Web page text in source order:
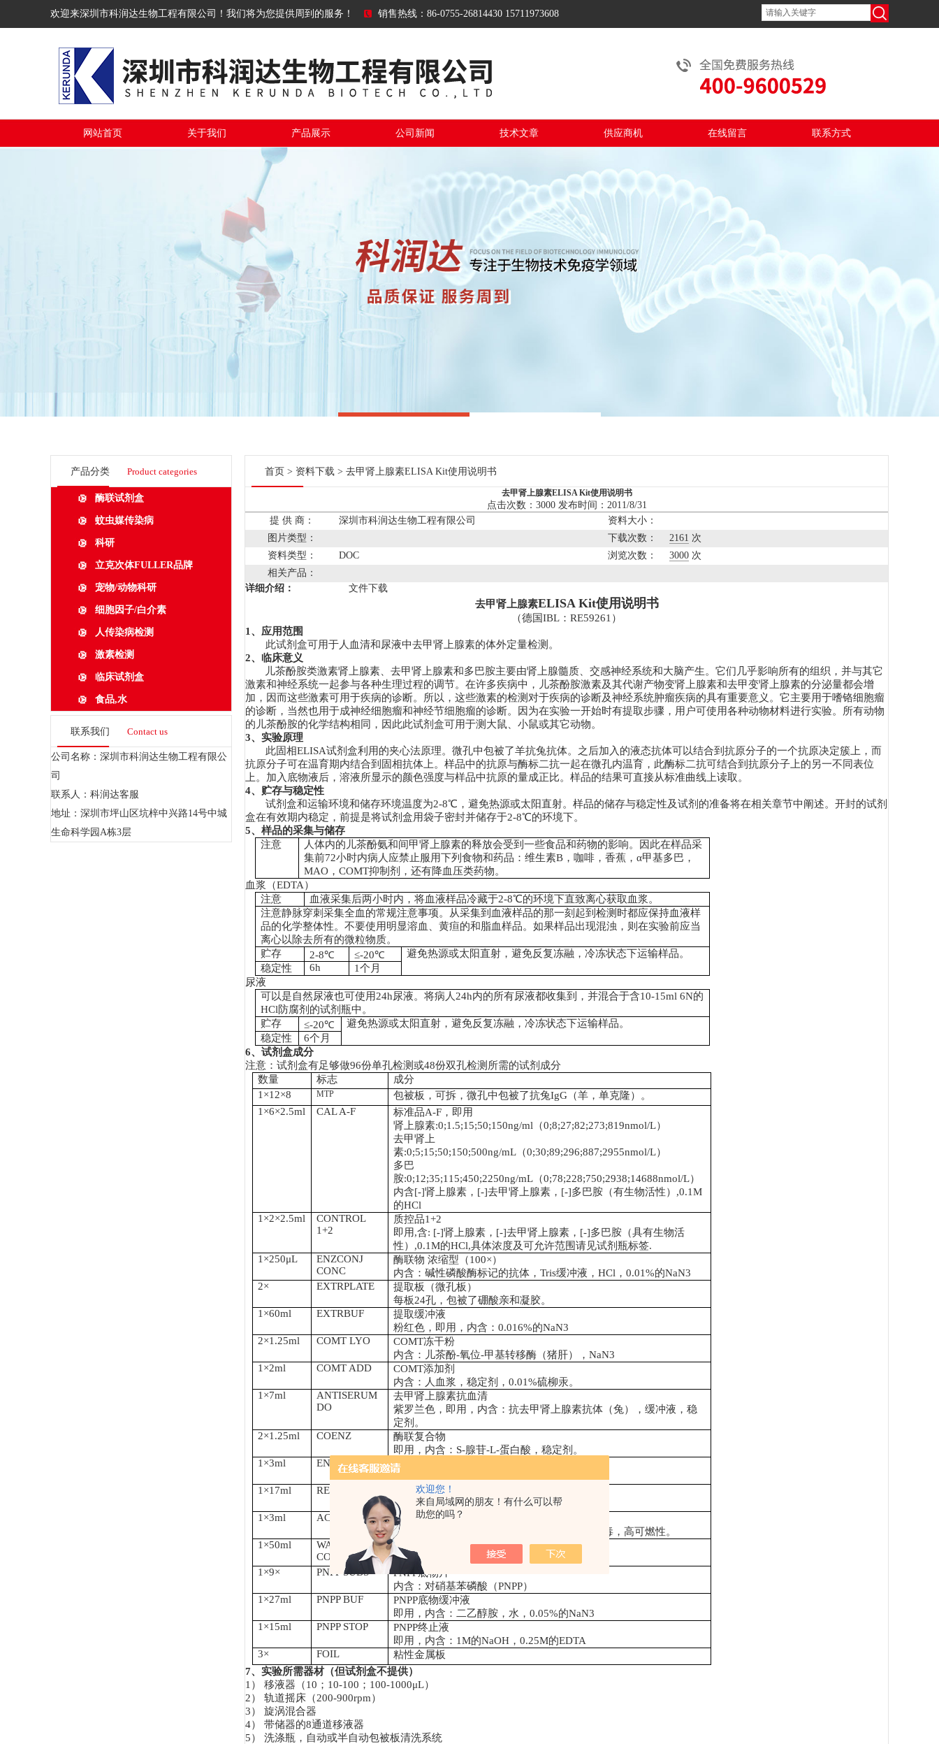
欢迎您！
来自局域网的朋友！有什么可以帮
助您的吗？
欢迎来深圳市科润达生物工程有限公司！我们将为您提供周到的服务！ 销售热线：86-0755-26814430 15711973608
网站首页 关于我们 产品展示 公司新闻 技术文章 供应商机 在线留言 联系方式
产品分类 Product categories
酶联试剂盒
蚊虫媒传染病
科研
立克次体FULLER品牌
宠物/动物科研
细胞因子/白介素
人传染病检测
激素检测
临床试剂盒
食品,水
联系我们 Contact us
公司名称：深圳市科润达生物工程有限公
司
联系人：科润达客服
地址：深圳市坪山区坑梓中兴路14号中城
生命科学园A栋3层
首页 > 资料下载 > 去甲肾上腺素ELISA Kit使用说明书
去甲肾上腺素ELISA Kit使用说明书
点击次数：3000 发布时间：2011/8/31
提 供 商：
深圳市科润达生物工程有限公司
资料大小：
图片类型：
下载次数： 2161 次
资料类型：
DOC 浏览次数： 3000 次
相关产品：
详细介绍：
文件下载
去甲肾上腺素ELISA Kit使用说明书
（德国IBL ： RE59261）
1 、应用范围
此试剂盒可用于人血清和尿液中去甲肾上腺素的体外定量检测。
2、临床意义
儿茶酚胺类激素肾上腺素、去甲肾上腺素和多巴胺主要由肾上腺髓质、交感神经系统和大脑产生。它们几乎影响所有的组织，并与其它
激素和神经系统一起参与各种生理过程的调节。在许多疾病中，儿茶酚胺激素及其代谢产物变肾上腺素和去甲变肾上腺素的分泌量都会增
加，因而这些激素可用于疾病的诊断。所以，这些激素的检测对于疾病的诊断及神经系统肿瘤疾病的具有重要意义。它主要用于嗜铬细胞瘤
的诊断，当然也用于成神经细胞瘤和神经节细胞瘤的诊断。因为在实验一开始时有提取步骤，用户可使用各种动物材料进行实验。所有动物
的儿茶酚胺的化学结构相同，因此此试剂盒可用于测大鼠、小鼠或其它动物。
3、实验原理
此固相ELISA试剂盒利用的夹心法原理。微孔中包被了羊抗兔抗体。之后加入的液态抗体可以结合到抗原分子的一个抗原决定簇上，而
抗原分子可在温育期内结合到固相抗体上。样品中的抗原与酶标二抗一起在微孔内温育，此酶标二抗可结合到抗原分子上的另一不同表位
上。加入底物液后，溶液所显示的颜色强度与样品中抗原的量成正比。样品的结果可直接从标准曲线上读取。
4、贮存与稳定性
试剂盒和运输环境和储存环境温度为2-8℃ ，避免热源或太阳直射。样品的储存与稳定性及试剂的准备将在相关章节中阐述。开封的试剂
盒在有效期内稳定，前提是将试剂盒用袋子密封并储存于2-8℃的环境下。
5、样品的采集与储存
注意
人体内的儿茶酚氨和间甲肾上腺素的释放会受到一些食品和药物的影响。因此在样品采
集前72小时内病人应禁止服用下列食物和药品：维生素B ，咖啡，香蕉，α甲基多巴，
MAO ，COMT抑制剂，还有降血压类药物。
血浆（EDTA）
注意
血液采集后两小时内，将血液样品冷藏于2-8℃的环境下直致离心获取血浆。
注意静脉穿刺采集全血的常规注意事项。从采集到血液样品的那一刻起到检测时都应保持血液样
品的化学整体性。不要使用明显溶血、黄疸的和脂血样品。如果样品出现混浊，则在实验前应当
离心以除去所有的微粒物质。
贮存
2-8℃ ≤-20℃
避免热源或太阳直射，避免反复冻融，冷冻状态下运输样品。
稳定性
6h 1个月
尿液
可以是自然尿液也可使用24h尿液。将病人 24h内的所有尿液都收集到，并混合于含10-15ml 6N的
HCl防腐剂的试剂瓶中。
贮存
≤-20℃
避免热源或太阳直射，避免反复冻融，冷冻状态下运输样品。
稳定性
6个月
6、试剂盒成分
注意：试剂盒有足够做96份单孔检测或48份双孔检测所需的试剂成分
数量
标志
成分
1 ×12×8 MTP 包被板，可拆，微孔中包被了抗兔IgG （羊，单克隆）。
1 ×6×2.5ml CAL A-F 标准品A-F ，即用
肾上腺素:0;1.5;15;50;150ng/ml（0;8;27;82;273;819nmol/L）
去甲肾上
素:0;5;15;50;150;500ng/mL（0;30;89;296;887;2955nmol/L）
多巴
胺:0;12;35;115;450;2250ng/mL（0;78;228;750;2938;14688nmol/L）
内含[-]肾上腺素， [-]去甲肾上腺素， [-]多巴胺 （有生物活性）,0.1M
的HCl
1 ×2×2.5ml
CONTROL
1+2
质控品1+2
即用,含: [-]肾上腺素， [-]去甲肾上腺素， [-]多巴胺 （具有生物活
性）,0.1M的HCl,具体浓度及可允许范围请见试剂瓶标签.
1 ×250μL
ENZCONJ
CONC
酶联物 浓缩型（100×）
内含：碱性磷酸酶标记的抗体，Tris缓冲液，HCl ，0.01%的NaN3
2× EXTRPLATE
提取板（微孔板）
每板24孔，包被了硼酸亲和凝胶。
1 ×60ml EXTRBUF
提取缓冲液
粉红色，即用，内含：0.016%的NaN3
2×1.25ml COMT LYO COMT冻干粉
内含：
儿茶酚-氧位-甲基转移酶（猪肝），NaN3
1 ×2ml COMT ADD COMT添加剂
内含：人血浆，稳定剂，0.01%硫柳汞。
1 ×7ml
ANTISERUM
DO
去甲肾上腺素抗血清
紫罗兰色，即用，内含：抗去甲肾上腺素抗体（兔），缓冲液，稳
定剂。
2×1.25ml COENZ
酶联复合物
即用，内含： S-腺苷-L-蛋白酸，稳定剂。
1 ×3ml ENZBUF
酶缓冲液
1 ×17ml RELEASEBUF Release缓冲液
黄色，即用，内含：0.1M的HCl，指示剂。
1 ×3ml ACYLREAG
酰化试剂
即用，内含：二甲基甲酰胺，乙醇。注意：有毒，高可燃性。
1 ×50ml
WASHBUR
CONC
洗涤液 浓缩型（ 10×）
内含：
HCl，吐温， 0.2%
1 ×9× PNPP SUBS PNPP底物片
内含：对硝基苯磷酸（PNPP）
1 ×27ml PNPP BUF PNPP底物缓冲液
即用，内含：二乙醇胺，水，0.05%的NaN3
1 ×15ml PNPP STOP PNPP终止液
即用，内含： 1M的NaOH ，0.25M的EDTA
3× FOIL
粘性金属板
7、实验所需器材（但试剂盒不提供）
1）
移液器（10 ； 10-100 ； 100-1000μL）
2）
轨道摇床（200-900rpm）
3）
旋涡混合器
4）
带储器的8通道移液器
5）
洗涤瓶，自动或半自动包被板清洗系统